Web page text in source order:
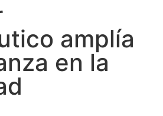
amplía
en la